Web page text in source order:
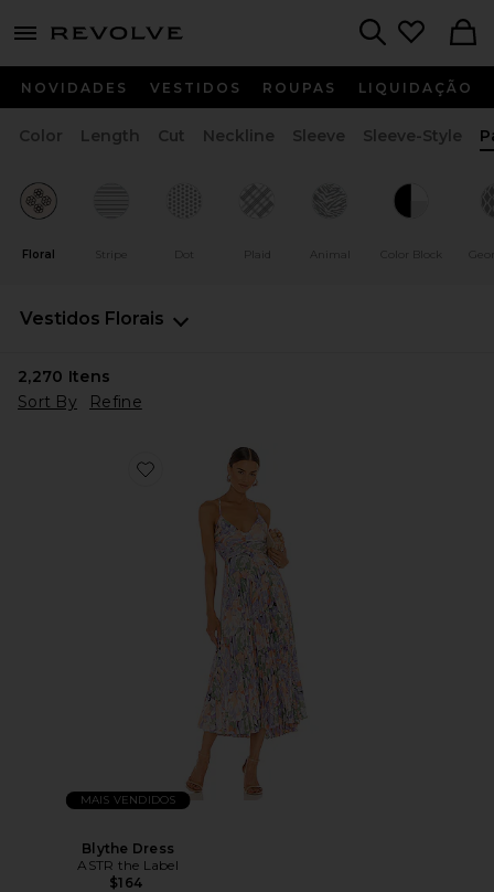
menu - shows more content
NOVIDADES VESTIDOS ROUPAS LIQUIDAÇÃO
Color Length Cut Neckline Sleeve Sleeve-Style
Floral Stripe Dot Plaid Animal Color Block
Vestidos Florais
2,270 Itens
Sort By
Refine
MAIS VENDIDOS
Blythe Dress
ASTR the Label
$164